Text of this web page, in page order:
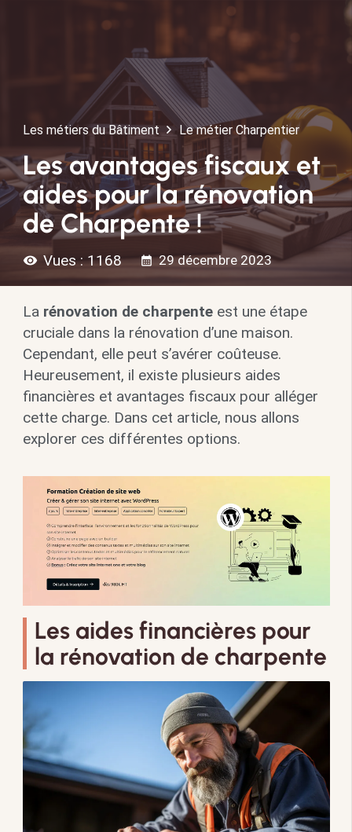
Les métiers du Bâtiment Le métier Charpentier
Les avantages fiscaux et
aides pour la rénovation
de Charpente !
visibility Vues :1168 calendar_month 29 décembre 2023
La rénovation de charpenteest une étape
cruciale dans la rénovation d’une maison.
Cependant, elle peut s’avérer coûteuse.
Heureusement, il existe plusieurs aides
financières et avantages fiscaux pour alléger
cette charge. Dans cet article, nous allons
explorer ces différentes options.
Les aides financières pour
la rénovation de charpente